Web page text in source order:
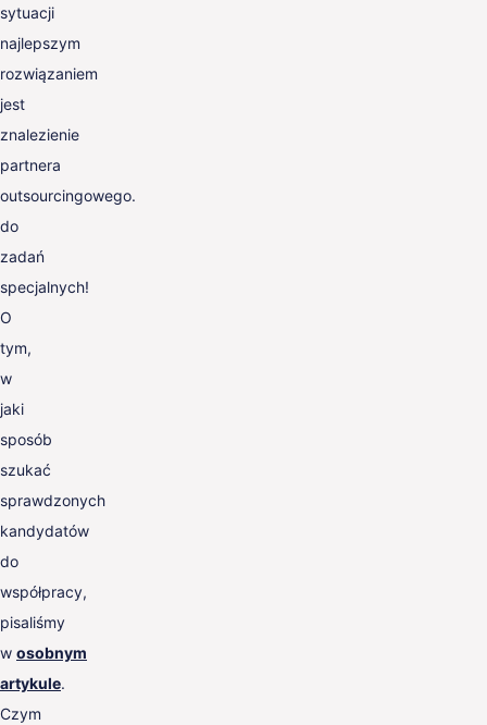
sytuacji
najlepszym
rozwiązaniem
jest
znalezienie
partnera
outsourcingowego.
do
zadań
specjalnych!
O
tym,
w
jaki
sposób
szukać
sprawdzonych
kandydatów
do
współpracy,
pisaliśmy
w osobnym
artykule.
Czym